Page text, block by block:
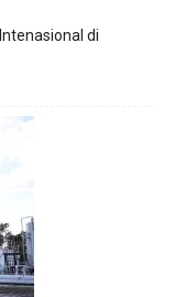
di